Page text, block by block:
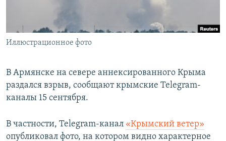
КРЫМ.НЕПОКОРЕННЫЙ
ELIFBE
Все сайты RFE/RL
Иллюстрационное фото
В Армянске на севере аннексированного Крыма
раздался взрыв, сообщают крымские Telegram-
каналы 15 сентября.
В частности, Telegram-канал «Крымский ветер»
опубликовал фото, на котором видно характерное